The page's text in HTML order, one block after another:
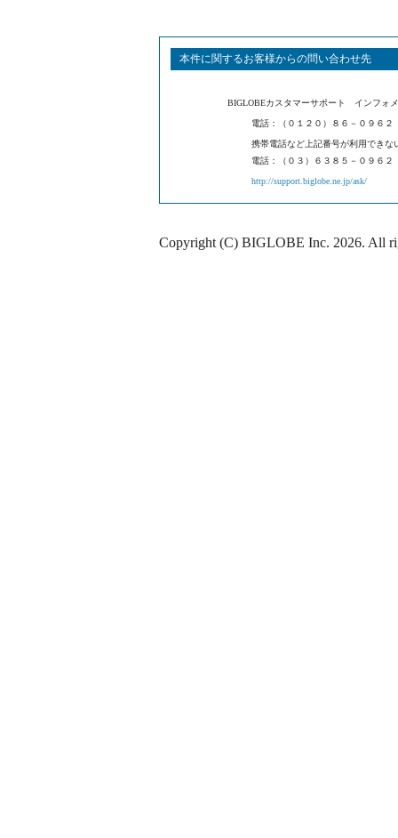
本件に関するお客様からの問い合わせ先
BIGLOBEカスタマーサポート インフォ
電話：（０１２０）８６－０９６
携帯電話など上記番号が利用でき
電話：（０３）６３８５－０９６
http://support.biglobe.ne.jp/ask/
Copyright (C) BIGLOBE Inc. 2026. All